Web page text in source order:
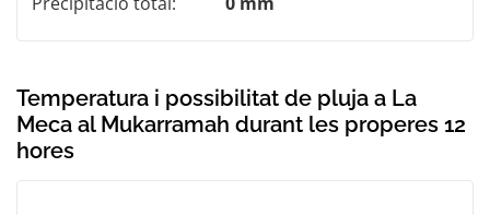
Temperatura i possibilitat de pluja a La
Meca al Mukarramah durant les properes 12
hores